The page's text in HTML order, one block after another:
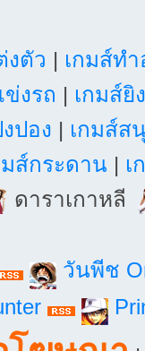
งตัว | เกมส์ท
ข่งรถ | เกมส์ยิ
ปอง | เกมส์ส
มส์กระดาน | เ
ดาราเกาหลี
วันพีช